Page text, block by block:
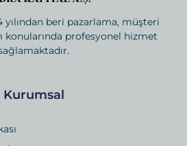
yılından beri pazarlama, müşteri
profesyonel hizmet
Kurumsal